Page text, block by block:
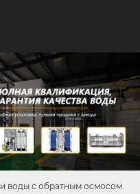
воды с обратным осмосом